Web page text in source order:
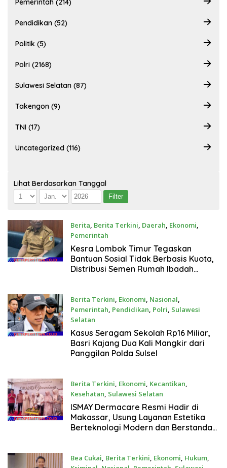
Pemerintah (214)
Pendidikan (52)
Politik (5)
Polri (2168)
Sulawesi Selatan (87)
Takengon (9)
TNI (17)
Uncategorized (116)
Lihat Berdasarkan Tanggal
Berita, Berita Terkini, Daerah, Ekonomi,
Pemerintah
Agustus 3, 2026
Kesra Lombok Timur Tegaskan
Bantuan Sosial Tidak Berbasis Kuota,
Distribusi Semen Rumah Ibadah
Berita Terkini, Ekonomi, Nasional,
Pemerintah, Pendidikan, Polri, Sulawesi
Selatan
Juli 31, 2026
Kasus Seragam Sekolah Rp16 Miliar,
Basri Kajang Dua Kali Mangkir dari
Panggilan Polda Sulsel
Berita Terkini, Ekonomi, Kecantikan,
Kesehatan, Sulawesi Selatan
Juli 18, 2026
ISMAY Dermacare Resmi Hadir di
Makassar, Usung Layanan Estetika
Berteknologi Modern dan Berstandar
Bea Cukai, Berita Terkini, Ekonomi, Hukum,